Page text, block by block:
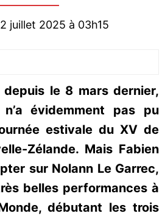
juillet 2025 à 03h15
depuis le 8 mars dernier,
évidemment pas pu
estivale du XV de
Zélande. Mais Fabien
sur Nolann Le Garrec,
belles performances à
débutant les trois